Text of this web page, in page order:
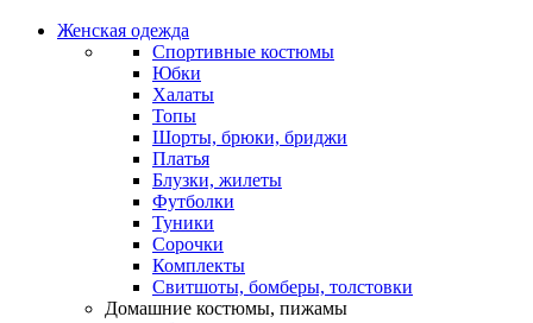
Женская одежда
Спортивные костюмы
Юбки
Халаты
Топы
Шорты, брюки, бриджи
Платья
Блузки, жилеты
Футболки
Туники
Сорочки
Комплекты
Свитшоты, бомберы, толстовки
Домашние костюмы, пижамы